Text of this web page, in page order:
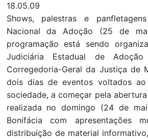
18.05.09
Shows, palestras e
Nacional da Adoção (25 de
programação está sendo
Judiciária Estadual de
Corregedoria-Geral da Justiça de
dois dias de eventos voltados ao
sociedade, a começar pela
realizada no domingo (24 de
Bonifácia com apresentações
distribuição de material